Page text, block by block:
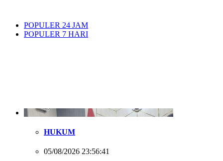
POPULER 24 JAM
POPULER 7 HARI
HUKUM
05/08/2026 23:56:41